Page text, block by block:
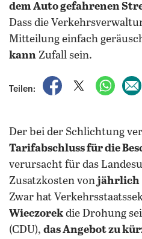
dem Auto gefahrenen
Dass die
Mitteilung einfach
kann Zufall sein.
Teilen:
auf Facebook teilen
auf X teilen
per
Der bei der Schlichtung
Tarifabschluss für die
verursacht für das
Zusatzkosten vonjährlich
Zwar hat
Wieczorekdie Drohung
(CDU), das Angebot zu